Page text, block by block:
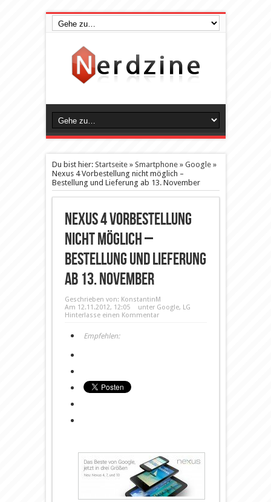
Du bist hier: Startseite» Smartphone» Google»
Nexus 4 Vorbestellung nicht möglich –
Bestellung und Lieferung ab 13. November
Nexus 4 Vorbestellung
nicht möglich –
Bestellung und Lieferung
ab 13. November
Geschrieben von: KonstantinM
Am 12.11.2012, 12:05
unter Google, LG
Hinterlasse einen Kommentar
Empfehlen: